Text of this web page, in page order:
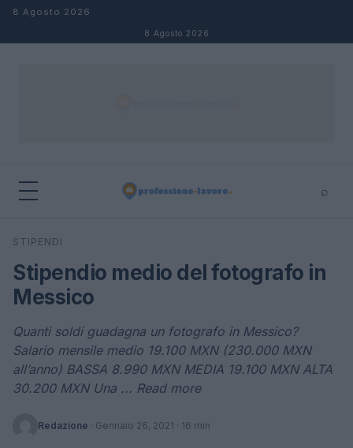
Salta al contenuto
8 Agosto 2026
8 Agosto 2026
⌕
Cerca
STIPENDI
Stipendio medio del fotografo in
Messico
Quanti soldi guadagna un fotografo in Messico?
Salario mensile medio 19.100 MXN (230.000 MXN
all’anno) BASSA 8.990 MXN MEDIA 19.100 MXN ALTA
30.200 MXN Una ... Read more
Redazione · Gennaio 26, 2021 · 16 min